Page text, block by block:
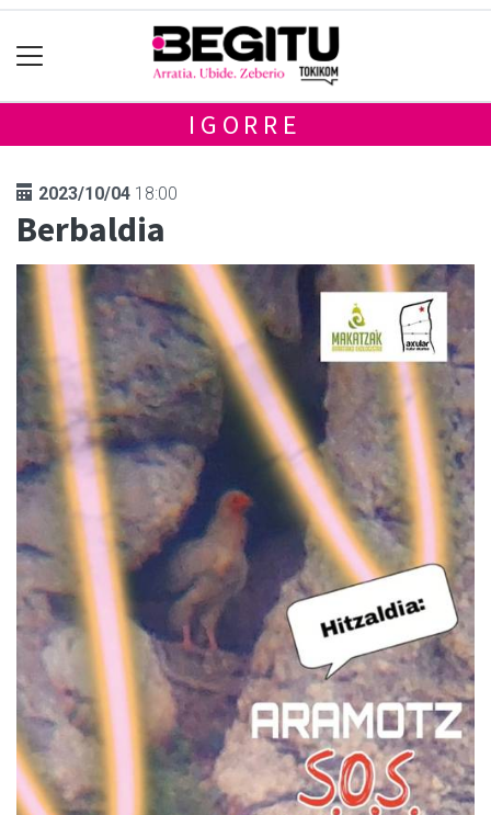
IGORRE
2023/10/04 18:00
Berbaldia